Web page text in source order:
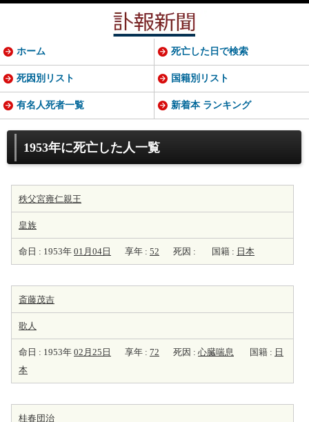
1953年に死亡した人一覧
秩父宮雍仁親王
皇族
命日 : 1953年 01月04日 享年 : 52 死因 : 国籍 : 日本
斎藤茂吉
歌人
命日 : 1953年 02月25日 享年 : 72 死因 : 心臓喘息 国籍 : 日
本
桂春団治
ホーム 死亡した日で検索
死因別リスト 国籍別リスト
有名人死者一覧 新着本 ランキング